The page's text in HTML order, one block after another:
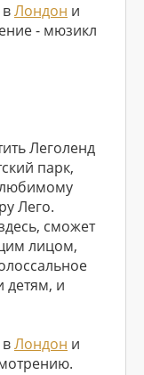
Лондон и
- мюзикл
Леголенд
парк,
Лего.
сможет
лицом,
детям, и
Лондон и